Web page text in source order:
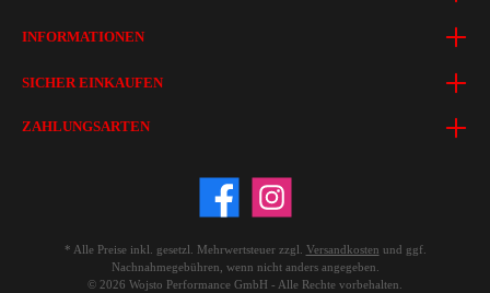
INFORMATIONEN
SICHER EINKAUFEN
ZAHLUNGSARTEN
* Alle Preise inkl. gesetzl. Mehrwertsteuer zzgl. Versandkosten und ggf.
Nachnahmegebühren, wenn nicht anders angegeben.
© 2026 Wojsto Performance GmbH - Alle Rechte vorbehalten.